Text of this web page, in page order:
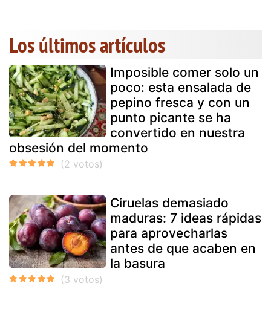
Los últimos artículos
Imposible comer solo un
poco: esta ensalada de
pepino fresca y con un
punto picante se ha
convertido en nuestra
obsesión del momento
Ciruelas demasiado
maduras: 7 ideas rápidas
para aprovecharlas
antes de que acaben en
la basura